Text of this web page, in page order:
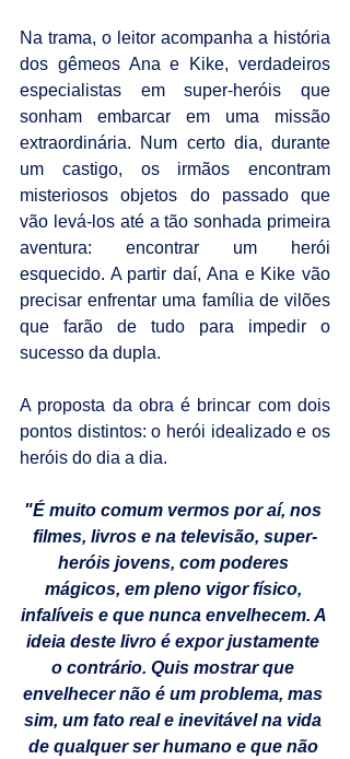
Na trama, o leitor acompanha a história
dos gêmeos Ana e Kike, verdadeiros
especialistas em super-heróis que
sonham embarcar em uma missão
extraordinária. Num certo dia, durante
um castigo, os irmãos encontram
misteriosos objetos do passado que
vão levá-los até a tão sonhada primeira
aventura: encontrar um herói
esquecido. A partir daí, Ana e Kike vão
precisar enfrentar uma família de vilões
que farão de tudo para impedir o
sucesso da dupla.
A proposta da obra é brincar com dois
pontos distintos: o herói idealizado e os
heróis do dia a dia.
"É muito comum vermos por aí, nos
filmes, livros e na televisão, super-
heróis jovens, com poderes
mágicos, em pleno vigor físico,
infalíveis e que nunca envelhecem. A
ideia deste livro é expor justamente
o contrário. Quis mostrar que
envelhecer não é um problema, mas
sim, um fato real e inevitável na vida
de qualquer ser humano e que não